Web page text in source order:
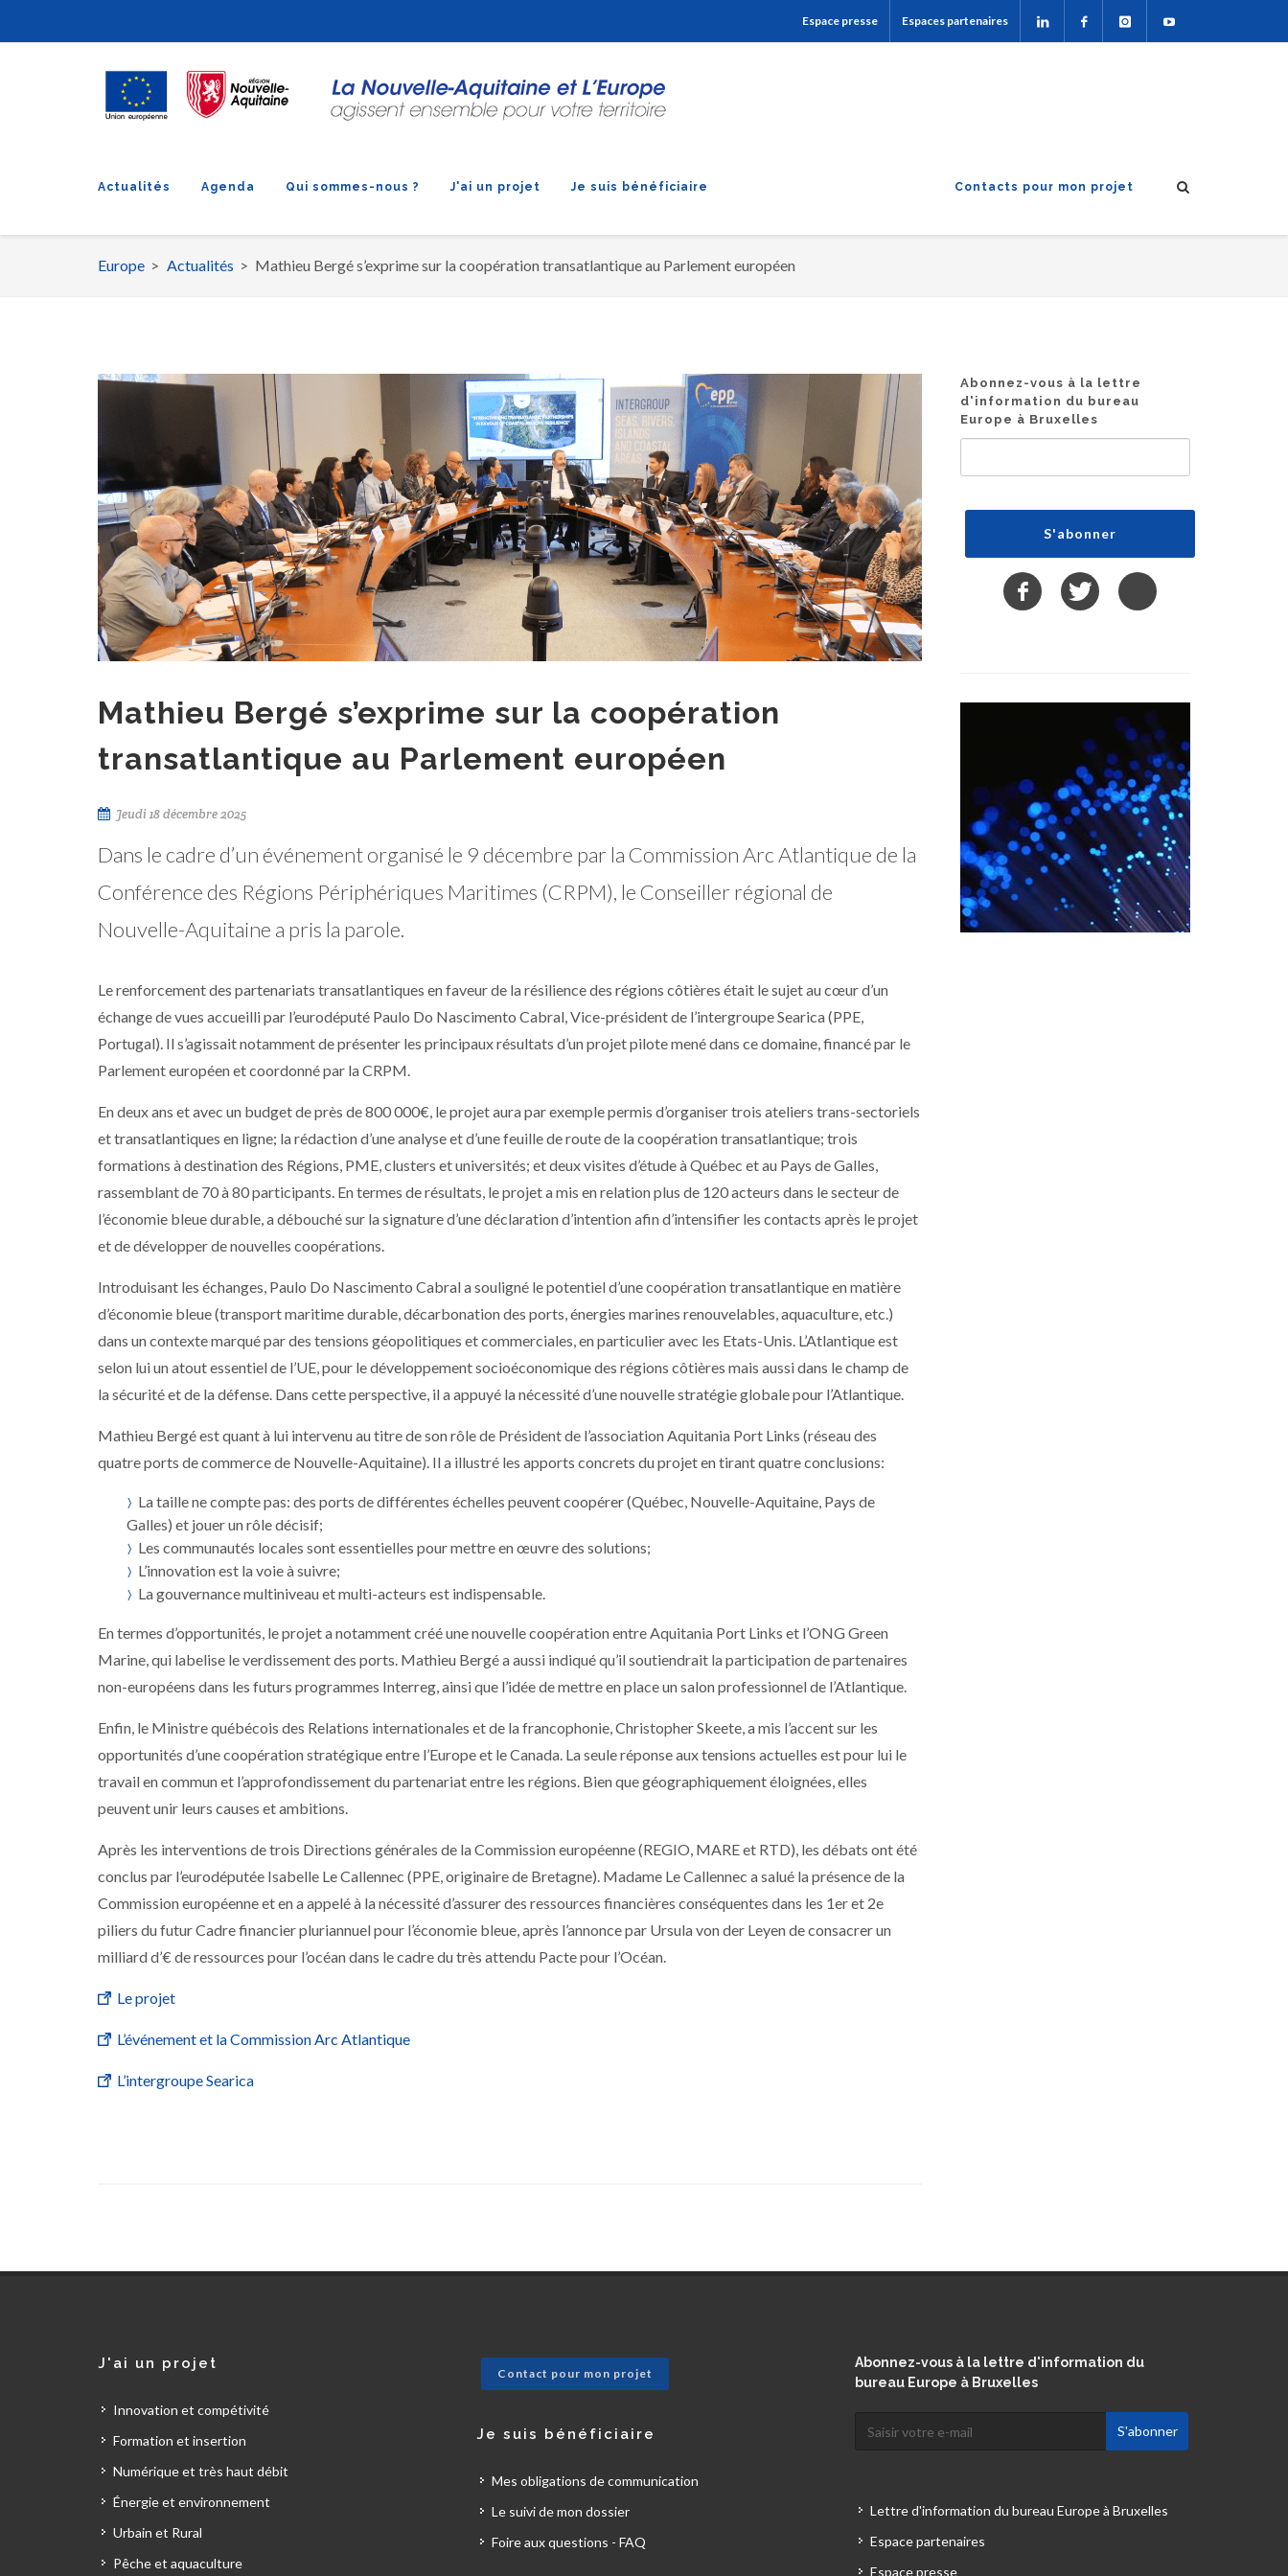
Espace presse Espaces partenaires
Actualités Agenda Qui sommes-nous ? J'ai un projet Je suis bénéficiaire Contacts pour mon projet
Fil
Europe Actualités Mathieu Bergé s’exprime sur la coopération transatlantique au Parlement européen
Mathieu Bergé s’exprime sur la coopération
transatlantique au Parlement européen
Jeudi 18 décembre 2025
Dans le cadre d’un événement organisé le 9 décembre par la Commission Arc Atlantique de la
Conférence des Régions Périphériques Maritimes (CRPM), le Conseiller régional de
Nouvelle-Aquitaine a pris la parole.
Le renforcement des partenariats transatlantiques en faveur de la résilience des régions côtières était le sujet au cœur d’un
échange de vues accueilli par l’eurodéputé Paulo Do Nascimento Cabral, Vice-président de l’intergroupe Searica (PPE,
Portugal). Il s’agissait notamment de présenter les principaux résultats d’un projet pilote mené dans ce domaine, financé par le
Parlement européen et coordonné par la CRPM.
En deux ans et avec un budget de près de 800 000€, le projet aura par exemple permis d’organiser trois ateliers trans-sectoriels
et transatlantiques en ligne; la rédaction d’une analyse et d’une feuille de route de la coopération transatlantique; trois
formations à destination des Régions, PME, clusters et universités; et deux visites d’étude à Québec et au Pays de Galles,
rassemblant de 70 à 80 participants. En termes de résultats, le projet a mis en relation plus de 120 acteurs dans le secteur de
l’économie bleue durable, a débouché sur la signature d’une déclaration d’intention afin d’intensifier les contacts après le projet
et de développer de nouvelles coopérations.
Introduisant les échanges, Paulo Do Nascimento Cabral a souligné le potentiel d’une coopération transatlantique en matière
d’économie bleue (transport maritime durable, décarbonation des ports, énergies marines renouvelables, aquaculture, etc.)
dans un contexte marqué par des tensions géopolitiques et commerciales, en particulier avec les Etats-Unis. L’Atlantique est
selon lui un atout essentiel de l’UE, pour le développement socioéconomique des régions côtières mais aussi dans le champ de
la sécurité et de la défense. Dans cette perspective, il a appuyé la nécessité d’une nouvelle stratégie globale pour l’Atlantique.
Mathieu Bergé est quant à lui intervenu au titre de son rôle de Président de l’association Aquitania Port Links (réseau des
quatre ports de commerce de Nouvelle-Aquitaine). Il a illustré les apports concrets du projet en tirant quatre conclusions:
La taille ne compte pas: des ports de différentes échelles peuvent coopérer (Québec, Nouvelle-Aquitaine, Pays de
Galles) et jouer un rôle décisif;
Les communautés locales sont essentielles pour mettre en œuvre des solutions;
L’innovation est la voie à suivre;
La gouvernance multiniveau et multi-acteurs est indispensable.
En termes d’opportunités, le projet a notamment créé une nouvelle coopération entre Aquitania Port Links et l’ONG Green
Marine, qui labelise le verdissement des ports. Mathieu Bergé a aussi indiqué qu’il soutiendrait la participation de partenaires
non-européens dans les futurs programmes Interreg, ainsi que l’idée de mettre en place un salon professionnel de l’Atlantique.
Enfin, le Ministre québécois des Relations internationales et de la francophonie, Christopher Skeete, a mis l’accent sur les
opportunités d’une coopération stratégique entre l’Europe et le Canada. La seule réponse aux tensions actuelles est pour lui le
travail en commun et l’approfondissement du partenariat entre les régions. Bien que géographiquement éloignées, elles
peuvent unir leurs causes et ambitions.
Après les interventions de trois Directions générales de la Commission européenne (REGIO, MARE et RTD), les débats ont été
conclus par l’eurodéputée Isabelle Le Callennec (PPE, originaire de Bretagne). Madame Le Callennec a salué la présence de la
Commission européenne et en a appelé à la nécessité d’assurer des ressources financières conséquentes dans les 1er et 2e
piliers du futur Cadre financier pluriannuel pour l’économie bleue, après l’annonce par Ursula von der Leyen de consacrer un
milliard d’€ de ressources pour l’océan dans le cadre du très attendu Pacte pour l’Océan.
Le projet
L’événement et la Commission Arc Atlantique
L’intergroupe Searica
Abonnez-vous à la lettre
d'information du bureau
Europe à Bruxelles
J'ai un projet
Innovation et compétivité
Formation et insertion
Numérique et très haut débit
Énergie et environnement
Urbain et Rural
Pêche et aquaculture
Contact pour mon projet
Je suis bénéficiaire
Mes obligations de communication
Le suivi de mon dossier
Foire aux questions - FAQ
Abonnez-vous à la lettre d'information du
bureau Europe à Bruxelles
Lettre d'information du bureau Europe à Bruxelles
Espace partenaires
Espace presse